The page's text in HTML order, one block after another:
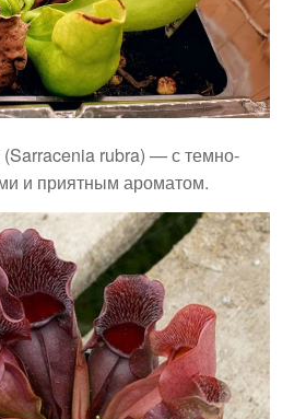
rubra) — с темно-
и приятным ароматом.